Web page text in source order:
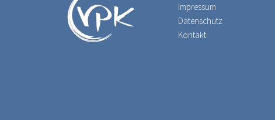
Impressum
Datenschutz
Kontakt